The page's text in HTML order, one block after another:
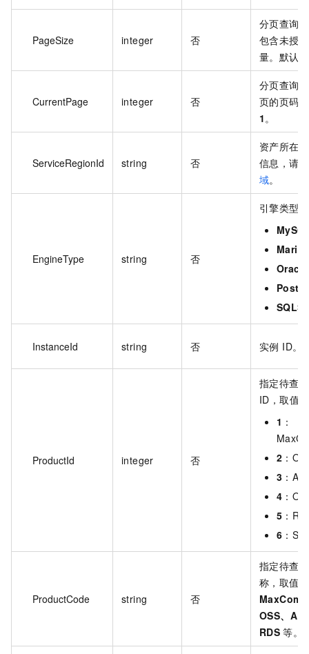
PageSize integer 否
分页查询
包含未授
量。默认
CurrentPage integer 否
分页查询
页的页码
1 。
ServiceRegionId string 否
资产所在
信息，请
域。
EngineType string 否
引擎类型
Oracle
InstanceId string 否 实例 ID。
ProductId integer 否
指定待查
ID，取值：
1 ：
2 ：
3 ：
4 ：
5 ：
6 ：
ProductCode string 否
指定待查
称，取值：
OSS、
RDS 等。